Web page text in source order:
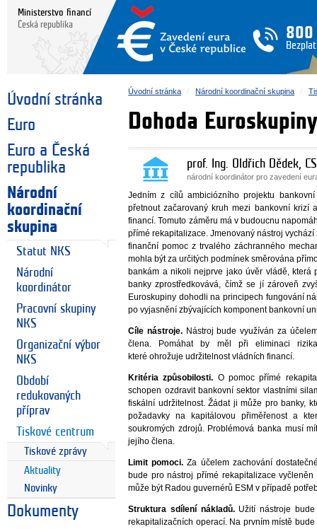
Ministerstvo financí
Česká republika
800
Úvodní stránka
Euro
Euro a Česká
republika
Národní
koordinační
skupina
Statut NKS
Národní
koordinátor
Pracovní skupiny
NKS
Organizační výbor
NKS
Období
redukovaných
příprav
Tiskové centrum
Tiskové zprávy
Aktuality
Novinky
Dokumenty
Úvodní stránka Národní koordinační skupina
Dohoda
prof. Ing. Oldřich Dědek,
národní koordinátor pro zavedení
Jedním z cílů ambiciózního projektu
přetnout začarovaný kruh mezi bankovní krizí
financí. Tomuto záměru má v budoucnu
přímé rekapitalizace. Jmenovaný nástroj vychází
finanční pomoc z trvalého záchranného
mohla být za určitých podmínek směrována
bankám a nikoli nejprve jako úvěr vládě, která
banky zprostředkovává, čímž se jí zároveň
Euroskupiny dohodli na principech fungování
po vyjasnění zbývajících komponent bankovní
Cíle nástroje. Nástroj bude využíván za
člena. Pomáhat by měl při eliminaci
které ohrožuje udržitelnost vládních financí.
Kritéria způsobilosti. O pomoc přímé
schopen ozdravit bankovní sektor vlastními
fiskální udržitelnost. Žádat ji může pro banky,
požadavky na kapitálovou přiměřenost a
soukromých zdrojů. Problémová banka musí
jejího člena.
Limit pomoci.Za účelem zachování
bude pro nástroj přímé rekapitalizace
může být Radou guvernérů ESM v případě
Struktura sdílení nákladů. Užití nástroje
rekapitalizačních operací. Na prvním místě